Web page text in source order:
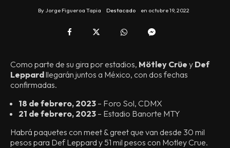
By Jorge Figueroa Tapia Destacado en octubre 19, 2022
Como parte de su gira por estadios, Mötley Crüe y Def
Leppardllegarán juntos a México, con dos fechas
confirmadas.
18 de febrero, 2023 – Foro Sol, CDMX
21 de febrero, 2023 – Estadio Banorte MTY
Habrá paquetes con meet & greet que van desde 30 mil
pesos para Def Leppard y 51 mil pesos con Motley Crue.